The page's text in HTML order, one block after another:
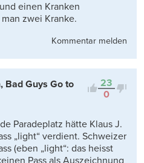
einen Kranken
zwei Kranke.
Kommentar melden
23
0
Bad Guys Go to
Paradeplatz hätte Klaus J.
„light“ verdient. Schweizer
(eben „light“: das heisst
Pass als Auszeichnung